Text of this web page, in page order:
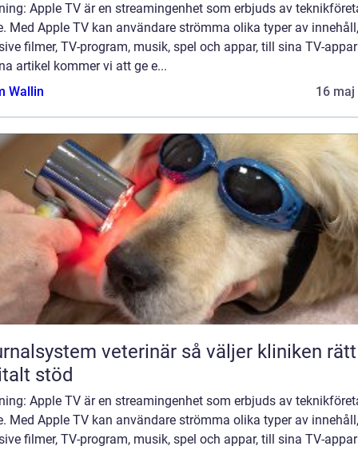
Apple TV är en streamingenhet som erbjuds av
Med Apple TV kan användare strömma olika typer av innehåll,
filmer, TV-program, musik, spel och appar, till sina TV-
artikel kommer vi att ge e...
Wallin
16 maj
veterinär så väljer kliniken rätt
stöd
Apple TV är en streamingenhet som erbjuds av
Med Apple TV kan användare strömma olika typer av innehåll,
filmer, TV-program, musik, spel och appar, till sina TV-